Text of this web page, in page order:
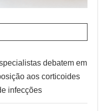
debatem em
aos corticoides
infecções